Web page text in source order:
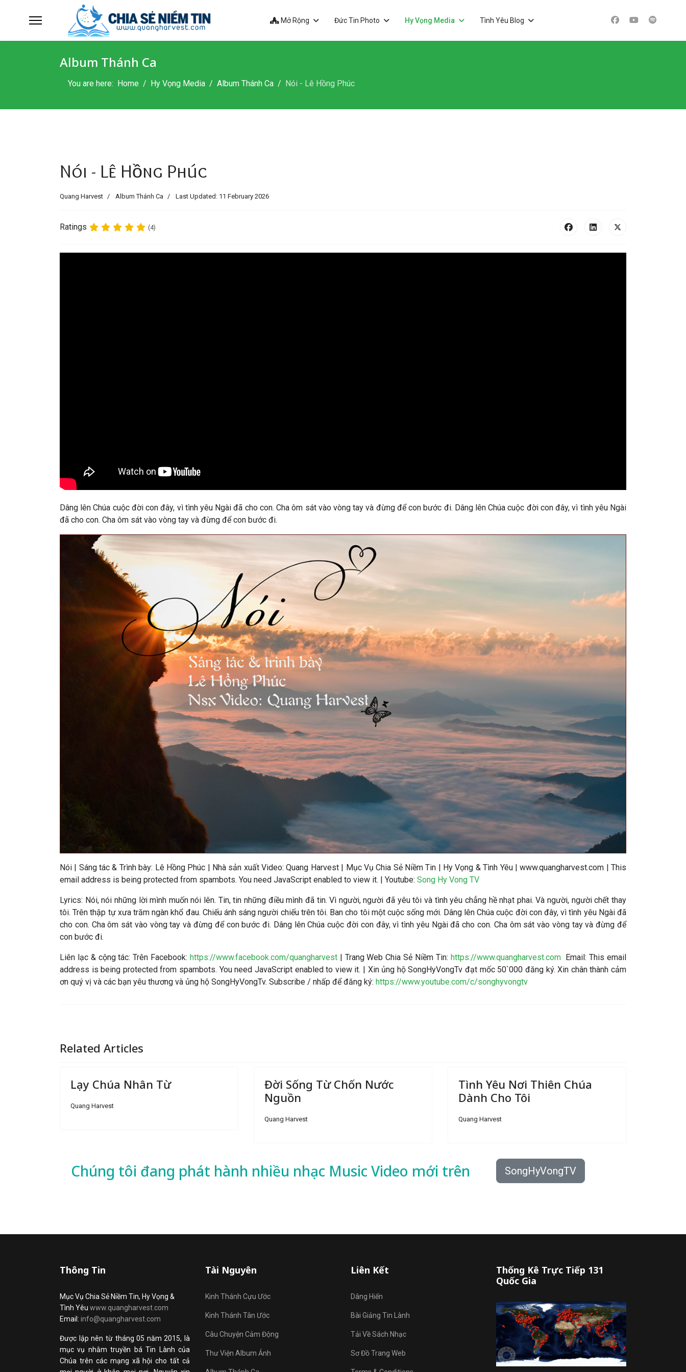
Mở Rộng Đức Tin Photo Hy Vọng Media Tình Yêu Blog
Album Thánh Ca
You are here: Home Hy Vọng Media Album Thánh Ca Nói - Lê Hồng Phúc
Nói - Lê Hồng Phúc
Quang Harvest Album Thánh Ca Last Updated: 11 February 2026
Ratings (4)
Dâng lên Chúa cuộc đời con đây, vì tình yêu Ngài đã cho con. Cha ôm sát vào vòng tay và đừng để con bước đi. Dâng lên Chúa cuộc đời con đây, vì tình yêu Ngài
đã cho con. Cha ôm sát vào vòng tay và đừng để con bước đi.
Nói Sáng tác & Trình bày: Lê Hồng Phúc Nhà sản xuất Video: Quang Harvest | Mục Vụ Chia Sẻ Niềm Tin | Hy Vọng & Tình Yêu | www.quangharvest.com |This
email address is being protected from spambots. You need JavaScript enabled to view it. | Youtube: Song Hy Vong TV
Lyrics: Nói, nói những lời mình muốn nói lên. Tin, tin những điều mình đã tin. Vì người, người đã yêu tôi và tình yêu chẳng hề nhạt phai. Và người, người chết thay
tôi. Trên thập tự xưa trăm ngàn khổ đau. Chiếu ánh sáng người chiếu trên tôi. Ban cho tôi một cuộc sống mới. Dâng lên Chúa cuộc đời con đây, vì tình yêu Ngài đã
cho con. Cha ôm sát vào vòng tay và đừng để con bước đi. Dâng lên Chúa cuộc đời con đây, vì tình yêu Ngài đã cho con. Cha ôm sát vào vòng tay và đừng để
con bước đi.
Liên lạc & cộng tác: Trên Facebook: https://www.facebook.com/quangharvest| Trang Web Chia Sẻ Niềm Tin: https://www.quangharvest.comEmail:This email
address is being protected from spambots. You need JavaScript enabled to view it. | Xin ủng hộ SongHyVongTv đạt mốc 50`000 đăng ký. Xin chân thành cảm
ơn quý vị và các bạn yêu thương và ủng hộ SongHyVongTv. Subscribe / nhấp để đăng ký: https://www.youtube.com/c/songhyvongtv
Related Articles
Lạy Chúa Nhân Từ
Quang Harvest
Đời Sống Từ Chốn Nước
Nguồn
Quang Harvest
Tình Yêu Nơi Thiên Chúa
Dành Cho Tôi
Quang Harvest
Chúng tôi đang phát hành nhiều nhạc Music Video mới trên SongHyVongTV
Thông Tin
Mục Vụ Chia Sẻ Niềm Tin, Hy Vọng &
Tình Yêu www.quangharvest.com
Email: info@quangharvest.com
Được lập nên từ tháng 05 năm 2015, là
mục vụ nhằm truyền bá Tin Lành của
Chúa trên các mạng xã hội cho tất cả
Tài Nguyên
Kinh Thánh Cựu Ước
Kinh Thánh Tân Ước
Câu Chuyện Cảm Động
Thư Viện Album Ảnh
Liên Kết
Dâng Hiến
Bài Giảng Tin Lành
Tải Về Sách Nhạc
Sơ Đồ Trang Web
Thống Kê Trực Tiếp 131
Quốc Gia